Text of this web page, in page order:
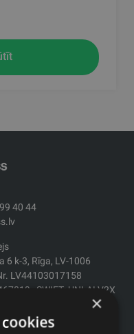
40 44
6 k-3, Rīga, LV-1006
LV44103017158
, SWIFT: UNLALV2X
E-PASTĀ
×